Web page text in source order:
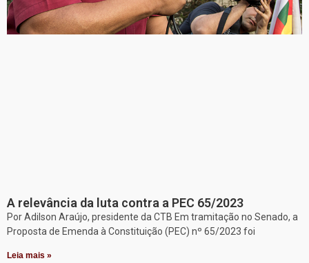
A relevância da luta contra a PEC 65/2023
Por Adilson Araújo, presidente da CTB Em tramitação no Senado, a
Proposta de Emenda à Constituição (PEC) nº 65/2023 foi
Leia mais »